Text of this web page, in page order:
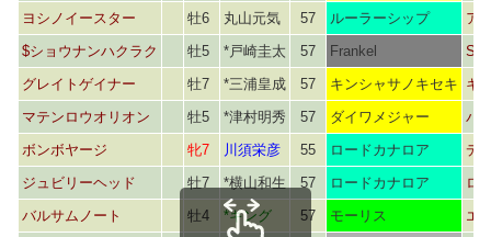
ヨシノイースター
牡6 丸山元気 57 ルーラーシップ
ア
$ショウナンハクラク
牡5 *戸崎圭太 57 Frankel
グレイトゲイナー
牡7 *三浦皇成 57 キンシャサノキセキ キ
マテンロウオリオン
牡5 *津村明秀 57 ダイワメジャー
パ
ボンボヤージ
牝7 川須栄彦 55 ロードカナロア
デ
ジュビリーヘッド
牡7 *横山和生 57 ロードカナロア
ロ
バルサムノート
牡4 *キング 57 モーリス
エ